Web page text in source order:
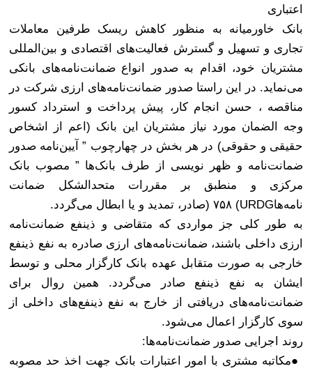
اعتباری
بانک خاورمیانه به منظور کاهش ریسک طرفین معاملات
تجاری و تسهیل و گسترش فعالیت‌های اقتصادی و بین‌المللی
مشتریان خود، اقدام به صدور انواع ضمانت‌نامه‌های بانکی
می‌نماید. در این راستا صدور ضمانت‌نامه‌های ارزی شرکت در
مناقصه ، حسن انجام کار، پیش پرداخت و استرداد کسور
وجه الضمان مورد نیاز مشتریان این بانک (اعم از اشخاص
حقیقی و حقوقی) در هر بخش در چهارچوب ” آیین‌نامه صدور
ضمانت‌نامه و ظهر نویسی از طرف بانک‌ها ” مصوب بانک
مرکزی و منطبق بر مقررات متحدالشکل ضمانت
نامه‌ها(URDG ۷۵۸ )صادر، تمدید و یا ابطال می‌گردد.
به طور کلی جز مواردی که متقاضی و ذینفع ضمانت‌نامه
ارزی داخلی باشند، ضمانت‌نامه‌های ارزی صادره به نفع ذینفع
خارجی به صورت متقابل عهده بانک کارگزار محلی و توسط
ایشان به نفع ذینفع صادر می‌گردد. همین روال برای
ضمانت‌نامه‌های دریافتی از خارج به نفع ذینفع‌های داخلی از
سوی کارگزار اعمال می‌شود.
روند اجرایی صدور ضمانت‌نامه‌ها:
●مکاتبه مشتری با امور اعتبارات بانک جهت اخذ حد مصوبه